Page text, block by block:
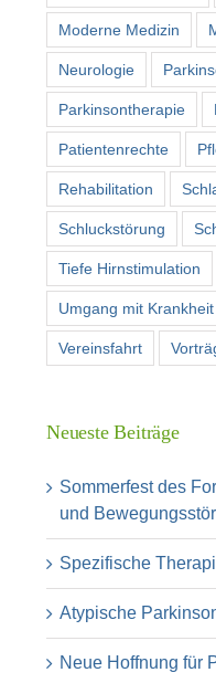
Moderne Medizin
Neurologie
Parkinsontherapie
Patientenrechte
Rehabilitation
Schluckstörung
Tiefe Hirnstimulation
Umgang mit Krankheit
Vereinsfahrt
Neueste Beiträge
Sommerfest des
und
Spezifische
Atypische
Neue Hoffnung für